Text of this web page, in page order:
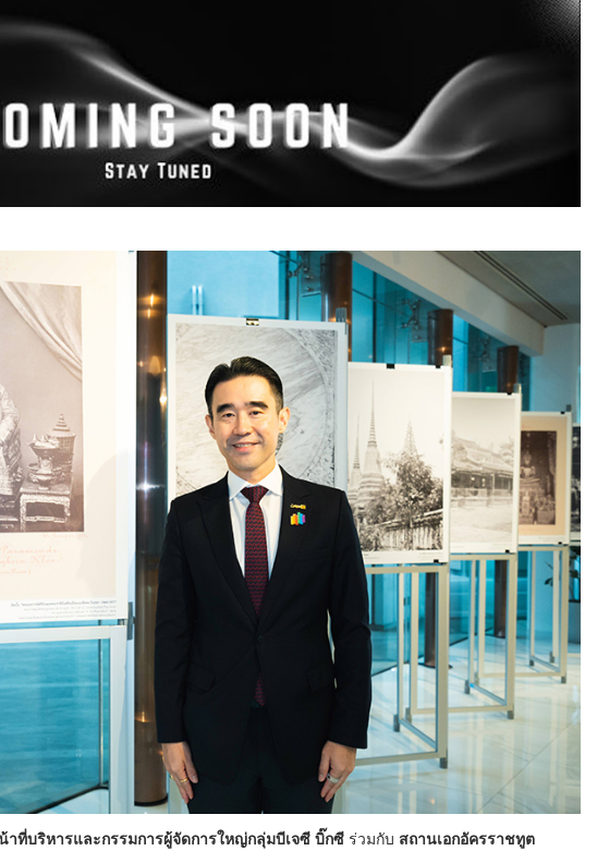
าที่บริหารและกรรมการผู้จัดการใหญ่กลุ่มบีเจซี บิ๊กซี ร่วมกับ สถานเอกอัครราชทูต